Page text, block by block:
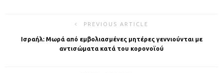
PREVIOUS ARTICLE
Ισραήλ: Μωρά από εμβολιασμένες μητέρες γεννιούνται με
αντισώματα κατά του κορονοϊού